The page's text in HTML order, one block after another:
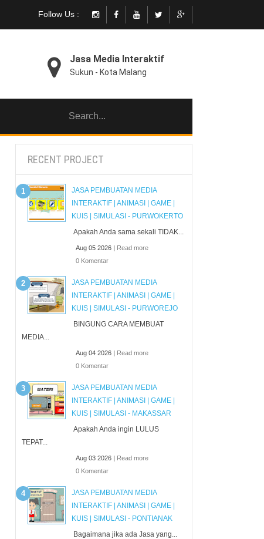
Follow Us :
Jasa Media Interaktif
Sukun - Kota Malang
RECENT PROJECT
JASA PEMBUATAN MEDIA
INTERAKTIF | ANIMASI | GAME |
KUIS | SIMULASI - PURWOKERTO
Apakah Anda sama sekali TIDAK...
Aug 05 2026 | Read more
0 Komentar
JASA PEMBUATAN MEDIA
INTERAKTIF | ANIMASI | GAME |
KUIS | SIMULASI - PURWOREJO
BINGUNG CARA MEMBUAT
MEDIA...
Aug 04 2026 | Read more
0 Komentar
JASA PEMBUATAN MEDIA
INTERAKTIF | ANIMASI | GAME |
KUIS | SIMULASI - MAKASSAR
Apakah Anda ingin LULUS
TEPAT...
Aug 03 2026 | Read more
0 Komentar
JASA PEMBUATAN MEDIA
INTERAKTIF | ANIMASI | GAME |
KUIS | SIMULASI - PONTIANAK
Bagaimana jika ada Jasa yang...